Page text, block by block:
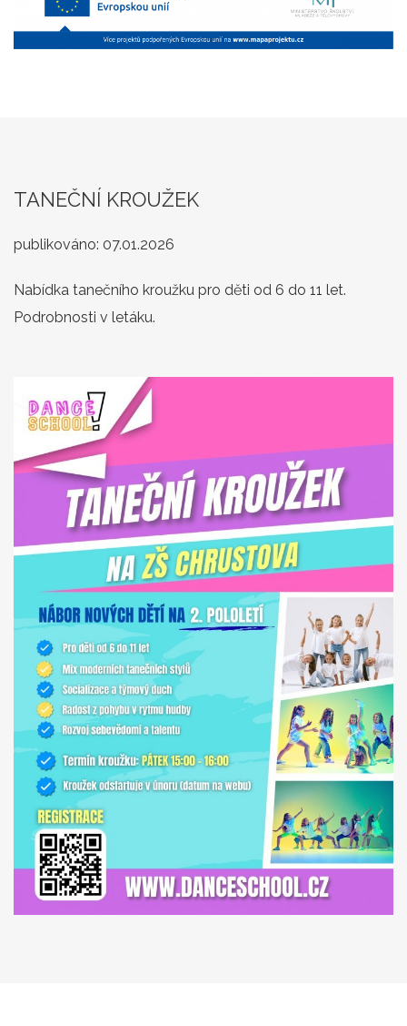
TANEČNÍ KROUŽEK
publikováno: 07.01.2026
Nabídka tanečního kroužku pro děti od 6 do 11 let.
Podrobnosti v letáku.